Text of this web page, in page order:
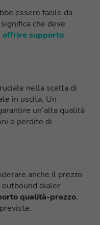
essere facile da
che deve
offrire supporto
nella scelta di
in uscita. Un
un’alta qualità
o perdite di
anche il prezzo
outbound dialer
qualità-prezzo,